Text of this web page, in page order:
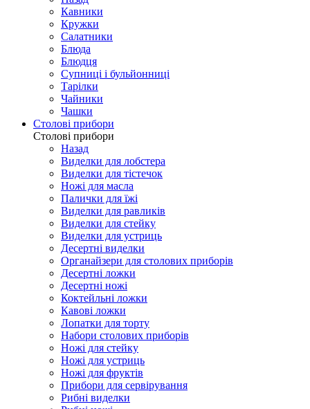
Кавники
Кружки
Салатники
Блюда
Блюдця
Супниці і бульйонниці
Тарілки
Чайники
Чашки
Столові прибори
Столові прибори
Назад
Виделки для лобстера
Виделки для тістечок
Ножі для масла
Палички для їжі
Виделки для равликів
Виделки для стейку
Виделки для устриць
Десертні виделки
Органайзери для столових приборів
Десертні ложки
Десертні ножі
Коктейльні ложки
Кавові ложки
Лопатки для торту
Набори столових приборів
Ножі для стейку
Ножі для устриць
Ножі для фруктів
Прибори для сервірування
Рибні виделки